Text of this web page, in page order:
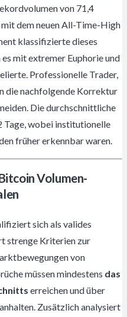
von 71,4
dem neuen All-Time-High
klassifizierte dieses
es mit extremer Euphorie und
Professionelle Trader,
die nachfolgende Korrektur
Die durchschnittliche
Tage, wobei institutionelle
früher erkennbar waren.
Volumen-
sich als valides
strenge Kriterien zur
von
müssen mindestens das
erreichen und über
Zusätzlich analysiert